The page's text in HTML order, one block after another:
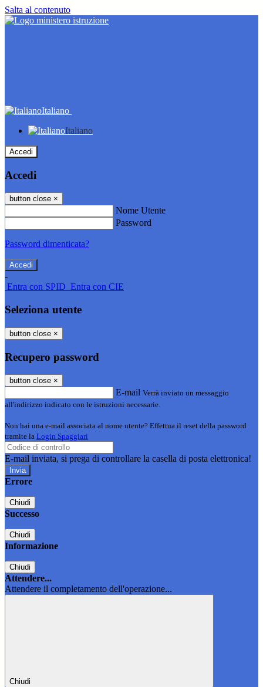
Salta al contenuto
Italiano
Italiano
Accedi
Accedi
button close ×
Nome Utente
Password
Password dimenticata?
-
Entra con SPID Entra con CIE
Seleziona utente
button close ×
Recupero password
button close ×
E-mail Verrà inviato un messaggio
all'indirizzo indicato con le istruzioni necessarie.
Non hai una e-mail associata al nome utente? Effettua il reset della password
tramite la Login Spaggiari
E-mail inviata, si prega di controllare la casella di posta elettronica!
Errore
Chiudi
Successo
Chiudi
Informazione
Chiudi
Attendere...
Attendere il completamento dell'operazione...
Chiudi